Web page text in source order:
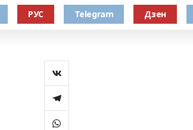
РУС Telegram Дзен